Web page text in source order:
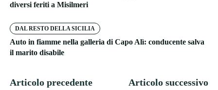
diversi feriti a Misilmeri
DAL RESTO DELLA SICILIA
Auto in fiamme nella galleria di Capo Alì: conducente salva
il marito disabile
Articolo precedente Articolo successivo